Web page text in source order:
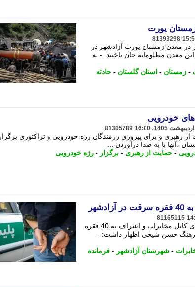
یورت
81393298
انفجار در معدن زمستان یورت آزادشهر در
آن 43 تن از معدنچیان این معدن مظلومانه جان باختند. - به
- زمستان - استان گلستان - حادثه
خودرویی
81305789
رهبری و برای پیروزی رزمندگان رژه خودرویی و تراکتوری برگزار
،آنها با به صدا درآوردن ...
- حمایت از رهبری - برگزار - رژه خودرویی
81165115
فرمانده انتظامی آزادشهر از دستگیری سارق سیم های کابل مخابرات و اعتراف به 40 فقره
سرهنگ حسن شیخی اظهار داشت: -
- شهرستان آزادشهر - فرمانده